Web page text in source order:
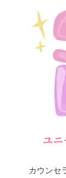
ユ
カウンセ